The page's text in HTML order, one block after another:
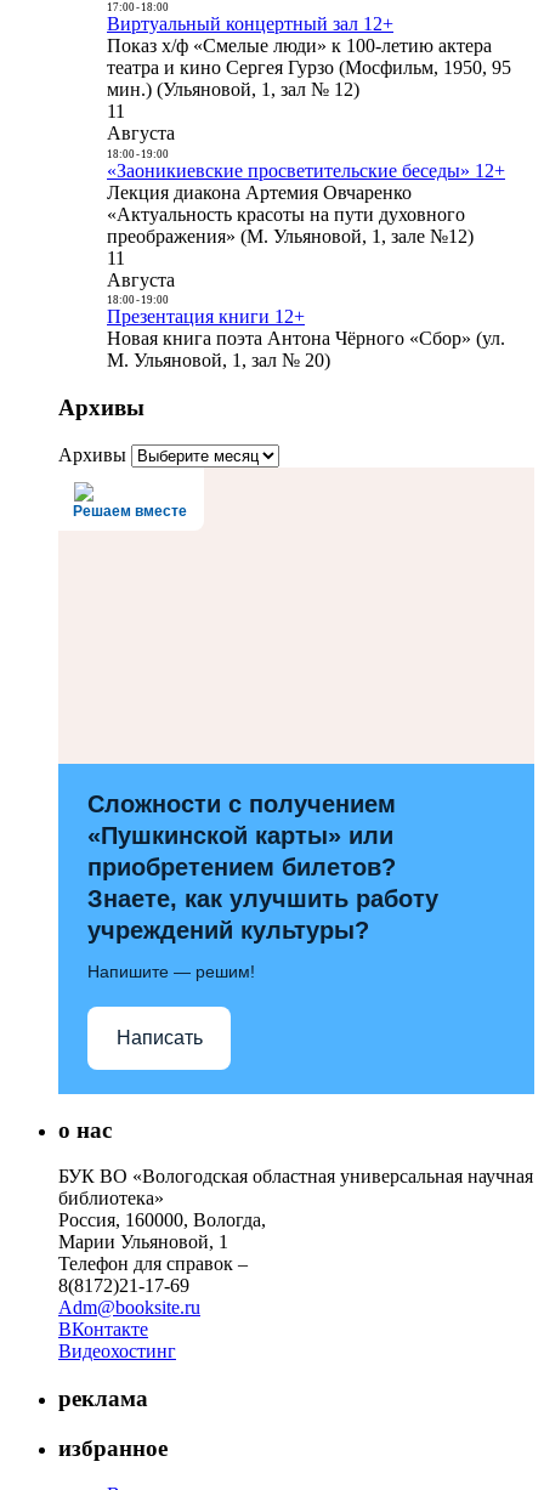
17:00- 18:00
Виртуальный концертный зал 12+
Показ х/ф «Смелые люди» к 100-летию актера
театра и кино Сергея Гурзо (Мосфильм, 1950, 95
мин.) (Ульяновой, 1, зал № 12)
11
Августа
18:00- 19:00
«Заоникиевские просветительские беседы» 12+
Лекция диакона Артемия Овчаренко
«Актуальность красоты на пути духовного
преображения» (М. Ульяновой, 1, зале №12)
11
Августа
18:00- 19:00
Презентация книги 12+
Новая книга поэта Антона Чёрного «Сбор» (ул.
М. Ульяновой, 1, зал № 20)
Архивы
Архивы
Решаем вместе
Сложности с получением
«Пушкинской карты» или
приобретением билетов?
Знаете, как улучшить работу
учреждений культуры?
Напишите — решим!
Написать
о нас
БУК ВО «Вологодская областная универсальная научная
библиотека»
Россия, 160000, Вологда,
Марии Ульяновой, 1
Телефон для справок –
8(8172)21-17-69
Adm@booksite.ru
ВКонтакте
Видеохостинг
реклама
избранное